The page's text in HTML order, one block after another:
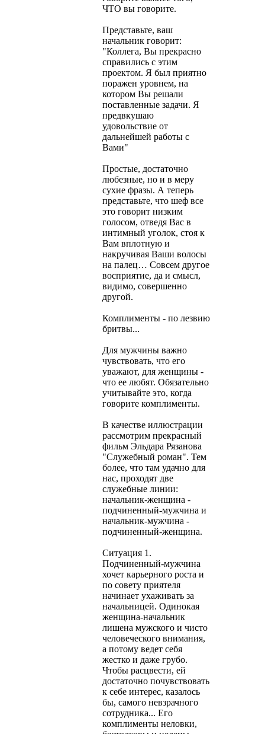
ЧТО вы говорите.
Представьте, ваш
начальник говорит:
"Коллега, Вы прекрасно
справились с этим
проектом. Я был приятно
поражен уровнем, на
котором Вы решали
поставленные задачи. Я
предвкушаю
удовольствие от
дальнейшей работы с
Вами"
Простые, достаточно
любезные, но и в меру
сухие фразы. А теперь
представьте, что шеф все
это говорит низким
голосом, отведя Вас в
интимный уголок, стоя к
Вам вплотную и
накручивая Ваши волосы
на палец… Совсем другое
восприятие, да и смысл,
видимо, совершенно
другой.
Комплименты - по лезвию
бритвы...
Для мужчины важно
чувствовать, что его
уважают, для женщины -
что ее любят. Обязательно
учитывайте это, когда
говорите комплименты.
В качестве иллюстрации
рассмотрим прекрасный
фильм Эльдара Рязанова
"Служебный роман". Тем
более, что там удачно для
нас, проходят две
служебные линии:
начальник-женщина -
подчиненный-мужчина и
начальник-мужчина -
подчиненный-женщина.
Ситуация 1.
Подчиненный-мужчина
хочет карьерного роста и
по совету приятеля
начинает ухаживать за
начальницей. Одинокая
женщина-начальник
лишена мужского и чисто
человеческого внимания,
а потому ведет себя
жестко и даже грубо.
Чтобы расцвести, ей
достаточно почувствовать
к себе интерес, казалось
бы, самого невзрачного
сотрудника... Его
комплименты неловки,